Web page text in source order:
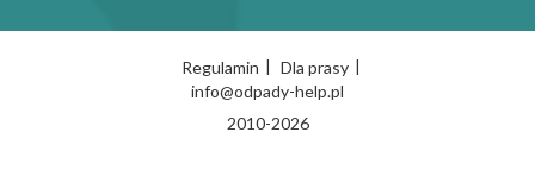
Regulamin | Dla prasy |
info@odpady-help.pl
2010-2026